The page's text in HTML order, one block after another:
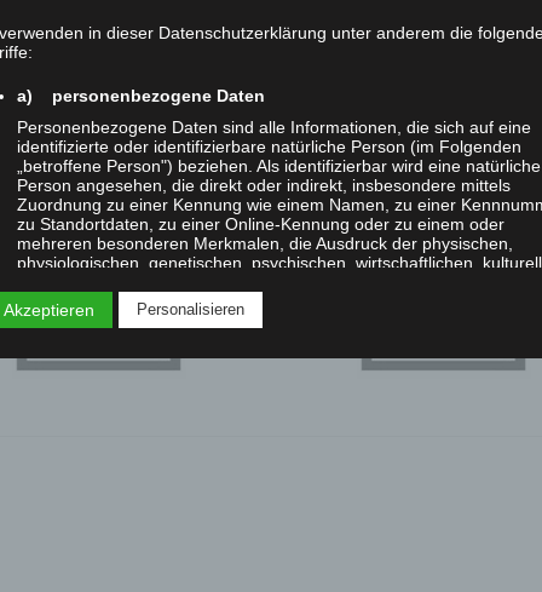
—Pngtree—ics file format
in dieser Datenschutzerklärung unter anderem die
a) personenbezogene Daten
Personenbezogene Daten sind alle Informationen, die sich auf eine
identifizierte oder identifizierbare natürliche Person (im Folgenden
„betroffene Person") beziehen. Als identifizierbar wird eine natürliche
Person angesehen, die direkt oder indirekt, insbesondere mittels
Zuordnung zu einer Kennung wie einem Namen, zu einer
zu Standortdaten, zu einer Online-Kennung oder zu einem oder
mehreren besonderen Merkmalen, die Ausdruck der physischen,
physiologischen, genetischen, psychischen, wirtschaftlichen,
werden kann.
Betroffene Person ist jede identifizierte oder identifizierbare natürliche
Personalisieren